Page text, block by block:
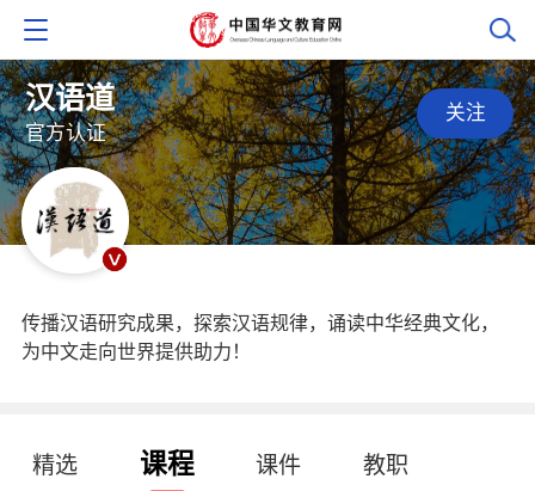
汉语道
官方认证
传播汉语研究成果，探索汉语规律，诵读中华经典文化，
为中文走向世界提供助力！
关注
精选 课程 课件 教职